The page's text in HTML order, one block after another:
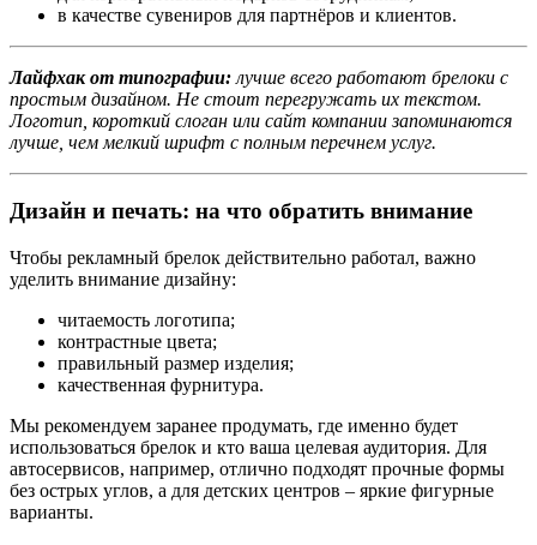
в качестве сувениров для партнёров и клиентов.
Лайфхак от типографии: лучше всего работают брелоки с
простым дизайном. Не стоит перегружать их текстом.
Логотип, короткий слоган или сайт компании запоминаются
лучше, чем мелкий шрифт с полным перечнем услуг.
Дизайн и печать: на что обратить внимание
Чтобы рекламный брелок действительно работал, важно
уделить внимание дизайну:
читаемость логотипа;
контрастные цвета;
правильный размер изделия;
качественная фурнитура.
Мы рекомендуем заранее продумать, где именно будет
использоваться брелок и кто ваша целевая аудитория. Для
автосервисов, например, отлично подходят прочные формы
без острых углов, а для детских центров – яркие фигурные
варианты.